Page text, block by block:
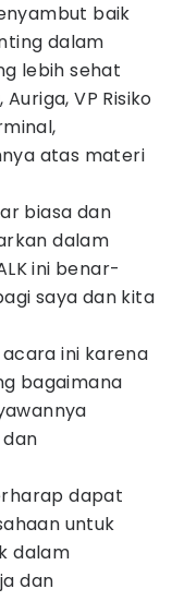
baik
dalam
lebih sehat
VP Risiko
atas materi
biasa dan
dalam
ini benar-
saya dan kita
ini karena
bagaimana
dapat
untuk
dalam
dan